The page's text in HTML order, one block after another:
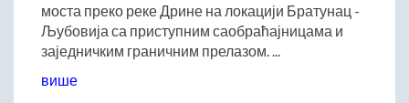
Општи и просторни положај подручја општине
Развој и просторни размештај привреде
моста преко реке Дрине на локацији Братунац -
Љубовија са приступним саобраћајницама и
заједничким граничним прелазом. ...
више